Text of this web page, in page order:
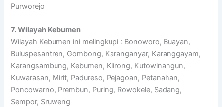
Purworejo
7. Wilayah Kebumen
Wilayah Kebumen ini melingkupi : Bonoworo, Buayan,
Buluspesantren, Gombong, Karanganyar, Karanggayam,
Karangsambung, Kebumen, Klirong, Kutowinangun,
Kuwarasan, Mirit, Padureso, Pejagoan, Petanahan,
Poncowarno, Prembun, Puring, Rowokele, Sadang,
Sempor, Sruweng